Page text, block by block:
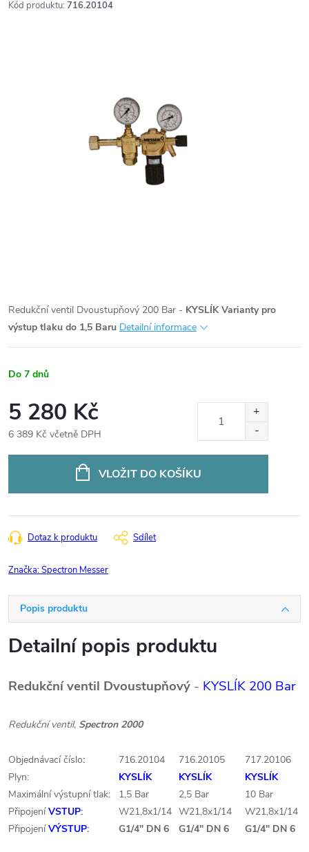
Kód produktu: 716.20104
Redukční ventil Dvoustupňový 200 Bar - KYSLÍK Varianty pro
výstup tlaku do 1,5 Baru Detailní informace
Do 7 dnů
5 280 Kč
6 389 Kč včetně DPH
VLOŽIT DO KOŠÍKU
Dotaz k produktu Sdílet
Značka:Spectron Messer
Popis produktu
Detailní popis produktu
Redukční ventil Dvoustupňový - KYSLÍK 200 Bar
Redukční ventil, Spectron 2000
Objednávací číslo: 716.20104 716.20105
717.20106
Plyn:
KYSLÍK KYSLÍK
KYSLÍK
Maximální výstupní tlak:
1,5 Bar 2,5 Bar
10 Bar
PřipojeníVSTUP: W21,8x1/14 W21,8x1/14
W21,8x1/14
PřipojeníVÝSTUP: G1/4" DN 6 G1/4" DN 6 G1/4" DN 6